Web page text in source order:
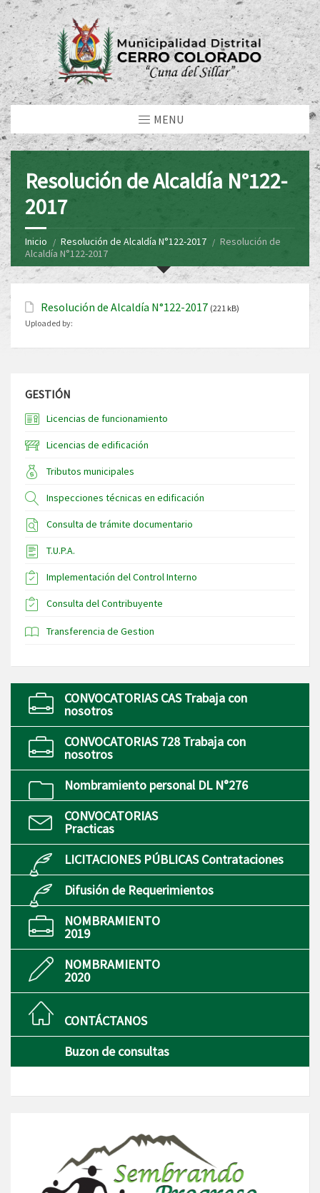
MENU
Resolución de Alcaldía N°122-
2017
Inicio Resolución de Alcaldía N°122-2017
Resolución de
Alcaldía N°122-2017
Resolución de Alcaldía N°122-2017 (221 kB)
Uploaded by:
GESTIÓN
Licencias de funcionamiento
Licencias de edificación
Tributos municipales
Inspecciones técnicas en edificación
Consulta de trámite documentario
T.U.P.A.
Implementación del Control Interno
Consulta del Contribuyente
Transferencia de Gestion
CONVOCATORIAS CAS Trabaja con
nosotros
CONVOCATORIAS 728 Trabaja con
nosotros
Nombramiento personal DL N°276
CONVOCATORIAS
Practicas
LICITACIONES PÚBLICAS Contrataciones
Difusión de Requerimientos
NOMBRAMIENTO
2019
NOMBRAMIENTO
2020
CONTÁCTANOS
Buzon de consultas